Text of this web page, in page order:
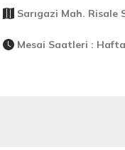
Sarıgazi Mah.
Mesai Saatleri :